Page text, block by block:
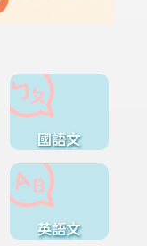
國語文
英語文